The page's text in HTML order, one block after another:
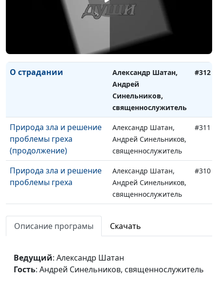
Андрей Синельников,
священнослужитель
О страдании
Александр Шатан,
Андрей
Синельников,
священнослужитель
#312
Природа зла и решение
проблемы греха
(продолжение)
Александр Шатан,
Андрей Синельников,
священнослужитель
#311
Природа зла и решение
проблемы греха
Александр Шатан,
Андрей Синельников,
священнослужитель
#310
Возможность
Богопознания
Андрей Синельников,
священнослужитель
Описание програмы Скачать
Ведущий: Александр Шатан
Гость: Андрей Синельников, священнослужитель